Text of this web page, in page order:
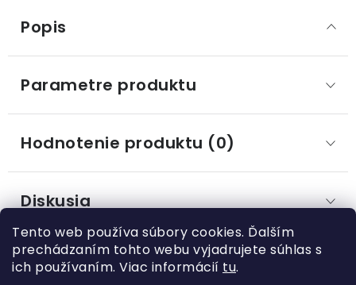
Tento web používa súbory cookies. Ďalším
prechádzaním tohto webu vyjadrujete súhlas s
ich používaním. Viac informácií tu.
Popis
Parametre produktu
Hodnotenie produktu (0)
Diskusia